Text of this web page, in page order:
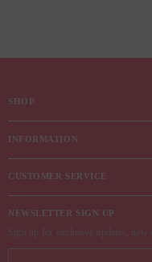
SHOP
INFORMATION
CUSTOMER SERVICE
NEWSLETTER SIGN UP
Sign up for exclusive updates,